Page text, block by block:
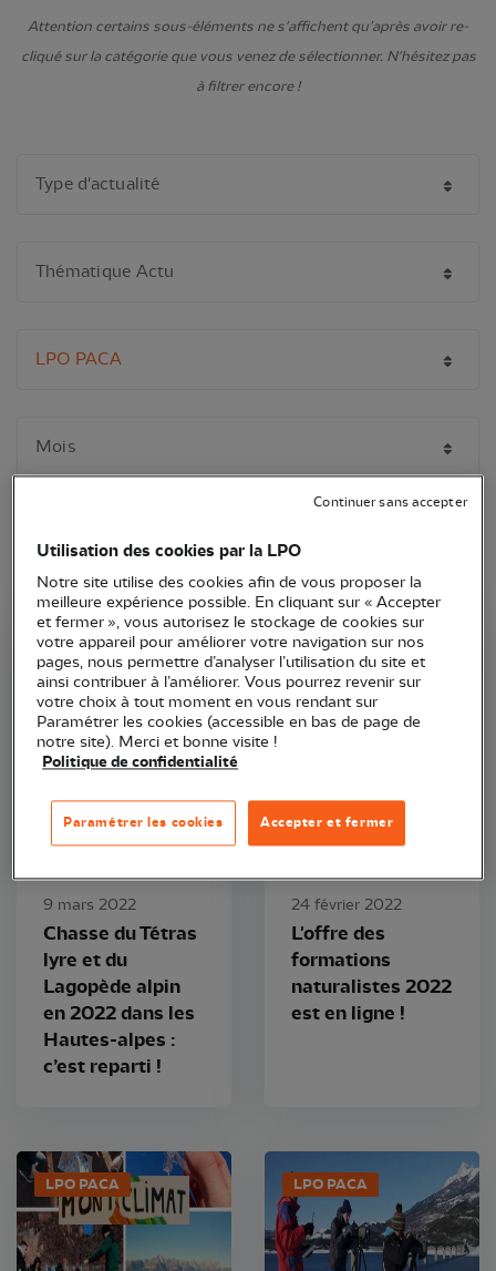
Attention certains sous-éléments ne s'affichent qu'après avoir re-
cliqué sur la catégorie que vous venez de sélectionner. N'hésitez pas
à filtrer encore !
LPO PACA
9 mars 2022
Chasse du Tétras
lyre et du
Lagopède alpin
en 2022 dans les
Hautes-alpes :
c’est reparti !
LPO PACA
24 février 2022
L'offre des
formations
naturalistes 2022
est en ligne !
LPO PACA LPO PACA
Utilisation des cookies par la LPO
Notre site utilise des cookies afin de vous proposer la
meilleure expérience possible. En cliquant sur « Accepter
et fermer », vous autorisez le stockage de cookies sur
votre appareil pour améliorer votre navigation sur nos
pages, nous permettre d’analyser l’utilisation du site et
ainsi contribuer à l’améliorer. Vous pourrez revenir sur
votre choix à tout moment en vous rendant sur
Paramétrer les cookies (accessible en bas de page de
notre site). Merci et bonne visite !
Politique de confidentialité
Accepter et fermer
Paramétrer les cookies
Continuer sans accepter